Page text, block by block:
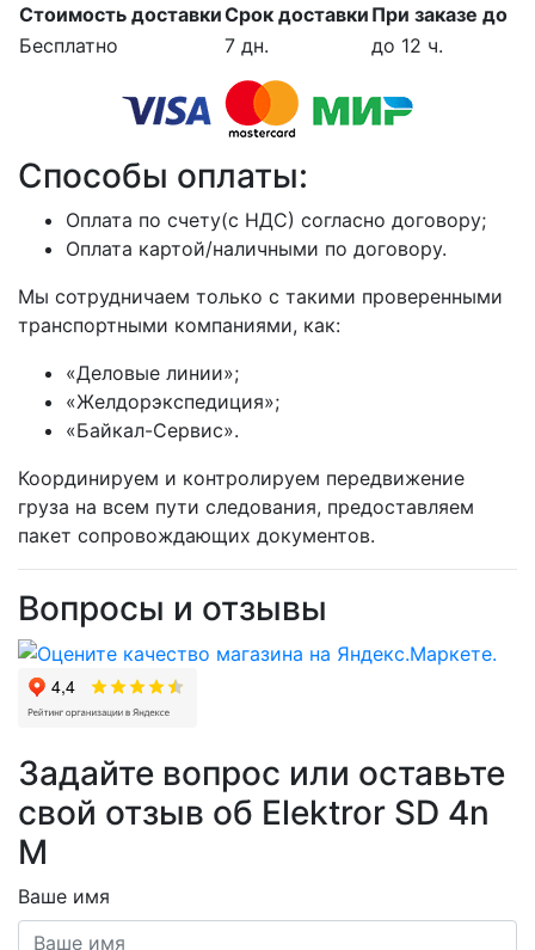
Стоимость доставкиСрок доставки При заказе до
Бесплатно
7 дн. до 12 ч.
Способы оплаты:
Оплата по счету(с НДС) согласно договору;
Оплата картой/наличными по договору.
Мы сотрудничаем только с такими проверенными
транспортными компаниями, как:
«Деловые линии»;
«Желдорэкспедиция»;
«Байкал-Сервис».
Координируем и контролируем передвижение
груза на всем пути следования, предоставляем
пакет сопровождающих документов.
Вопросы и отзывы
Задайте вопрос или оставьте
свой отзыв об Elektror SD 4n
M
Ваше имя